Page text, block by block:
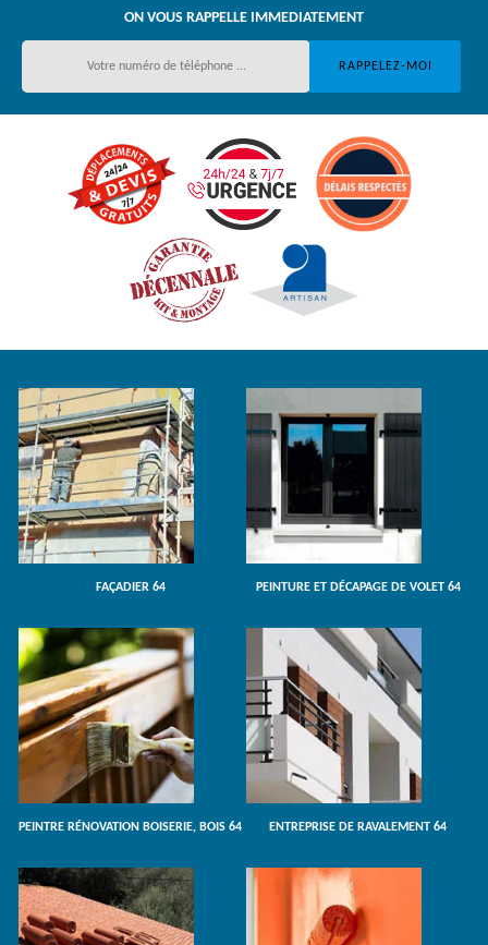
ON VOUS RAPPELLE IMMEDIATEMENT
FAÇADIER 64 PEINTURE ET DÉCAPAGE DE VOLET 64
PEINTRE RÉNOVATION BOISERIE, BOIS 64 ENTREPRISE DE RAVALEMENT 64